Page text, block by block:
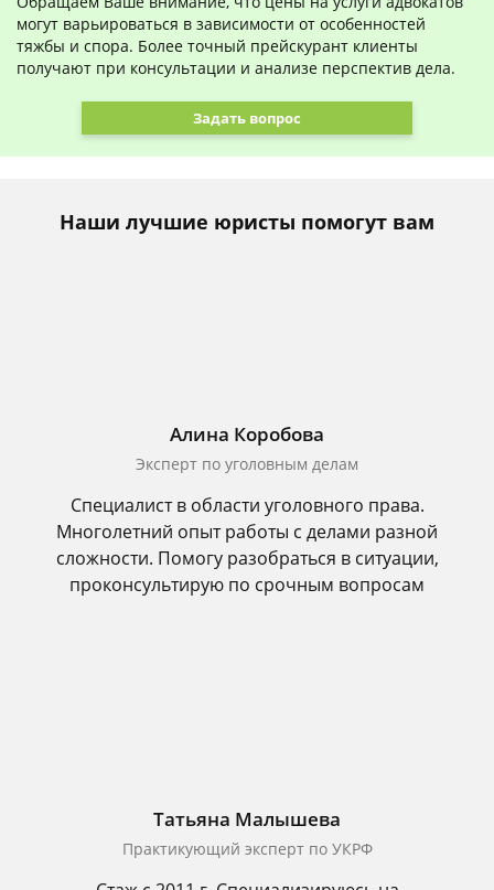
могут варьироваться в зависимости от особенностей
тяжбы и спора. Более точный прейскурант клиенты
получают при консультации и анализе перспектив дела.
Задать вопрос
Наши лучшие юристы помогут вам
Алина Коробова
Эксперт по уголовным делам
Специалист в области уголовного права.
Многолетний опыт работы с делами разной
сложности. Помогу разобраться в ситуации,
проконсультирую по срочным вопросам
Татьяна Малышева
Практикующий эксперт по УКРФ